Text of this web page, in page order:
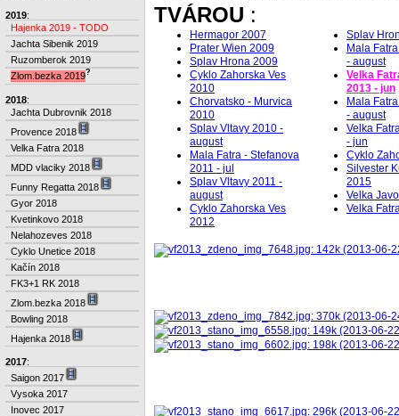
2019:
Hajenka 2019 - TODO
Jachta Sibenik 2019
Ruzomberok 2019
Zlom.bezka 2019?
2018:
Jachta Dubrovnik 2018
Provence 2018
Velka Fatra 2018
MDD vlaciky 2018
Funny Regatta 2018
Gyor 2018
Kvetinkovo 2018
Nelahozeves 2018
Cyklo Unetice 2018
Kačín 2018
FK3+1 RK 2018
Zlom.bezka 2018
Bowling 2018
Hajenka 2018
2017:
Saigon 2017
Vysoka 2017
Inovec 2017
TVÁROU :
Hermagor 2007
Prater Wien 2009
Splav Hrona 2009
Cyklo Zahorska Ves
2010
Chorvatsko - Murvica
2010
Splav Vltavy 2010 -
august
Mala Fatra - Stefanova
2011 - jul
Splav Vltavy 2011 -
august
Cyklo Zahorska Ves
2012
Splav
Mala
- august
Velka
2013 - jun
Mala
- august
Velka
- jun
Cyklo
Silvester
2015
Velka
Velka